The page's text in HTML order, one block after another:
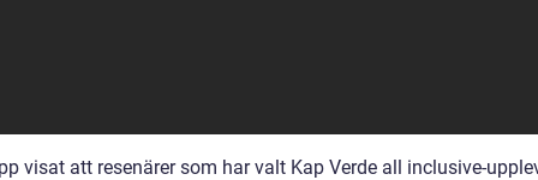
visat att resenärer som har valt Kap Verde all inclusive-